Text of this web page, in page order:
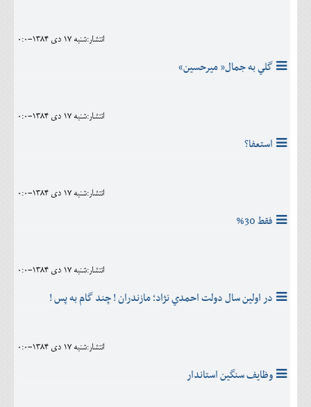
انتشار:شنبه 17 دی 1384-0:0
گلي به جمال« ميرحسين»
انتشار:شنبه 17 دی 1384-0:0
استعفا؟
انتشار:شنبه 17 دی 1384-0:0
فقط 30%
انتشار:شنبه 17 دی 1384-0:0
در اولين سال دولت احمدي نژاد؛ مازندران ! چند گام به پس !
انتشار:شنبه 17 دی 1384-0:0
وظايف سنگين استاندار